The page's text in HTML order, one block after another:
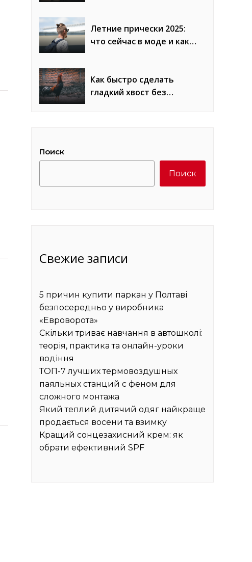
Летние прически 2025:
что сейчас в моде и как
Как быстро сделать
гладкий хвост без
Поиск
Поиск
Свежие записи
5 причин купити паркан у Полтаві
безпосередньо у виробника
«Евроворота»
Скільки триває навчання в автошколі:
теорія, практика та онлайн-уроки
водіння
ТОП-7 лучших термовоздушных
паяльных станций с феном для
сложного монтажа
Який теплий дитячий одяг найкраще
продається восени та взимку
Кращий сонцезахисний крем: як
обрати ефективний SPF